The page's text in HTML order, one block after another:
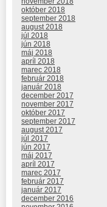
október 2018
september 2018
august 2018
júl 2018
jún 2018
máj 2018
apríl 2018
marec 2018
február 2018
január 2018
december 2017
november 2017
október 2017
september 2017
august 2017
júl 2017
jún 2017
máj 2017
apríl 2017
marec 2017
február 2017
január 2017
december 2016